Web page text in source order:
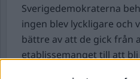
Sverigedemokraterna
ingen blev lyckligare och
bättre av att de gick från
etablissemanget till att